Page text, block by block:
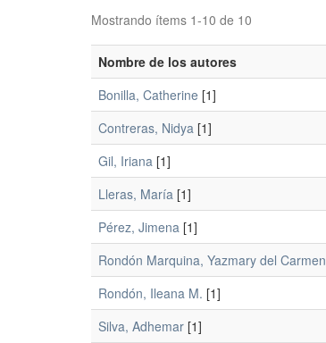
Mostrando ítems 1-10 de 10
Nombre de los autores
Bonilla, Catherine [1]
Contreras, Nidya [1]
Gil, Iriana [1]
Lleras, María [1]
Pérez, Jimena [1]
Rondón Marquina, Yazmary del Carmen
Rondón, Ileana M. [1]
Silva, Adhemar [1]